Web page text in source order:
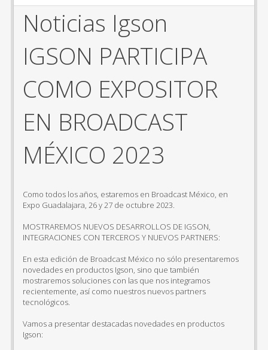
Noticias Igson
IGSON PARTICIPA
COMO EXPOSITOR
EN BROADCAST
MÉXICO 2023
Como todos los años, estaremos en Broadcast México, en
Expo Guadalajara, 26 y 27 de octubre 2023.
MOSTRAREMOS NUEVOS DESARROLLOS DE IGSON,
INTEGRACIONES CON TERCEROS Y NUEVOS PARTNERS:
En esta edición de Broadcast México no sólo presentaremos
novedades en productos Igson, sino que también
mostraremos soluciones con las que nos integramos
recientemente, así como nuestros nuevos partners
tecnológicos.
Vamos a presentar destacadas novedades en productos
Igson: